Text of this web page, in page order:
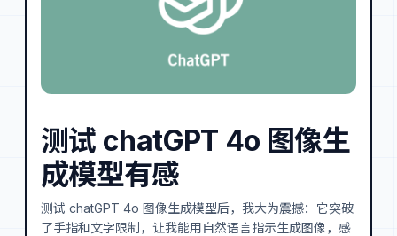
测试 chatGPT 4o 图像生
成模型有感
测试 chatGPT 4o 图像生成模型后，我大为震撼：它突破
了手指和文字限制，让我能用自然语言指示生成图像，感